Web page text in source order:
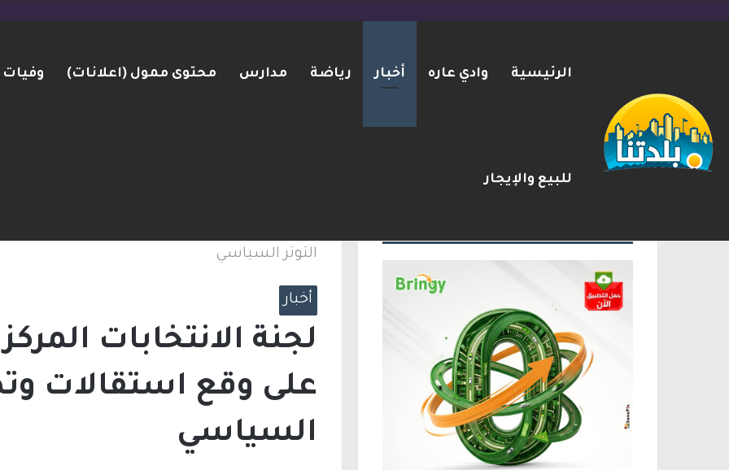
الرئيسية وادي عاره أخبار رياضة مدارس محتوى ممول (اعلانات) وفيات
للبيع والإيجار
2026-08-07 شريط الأخبار
التوتر السياسي
أخبار
لجنة الانتخابات
على وقع استقالات
السياسي